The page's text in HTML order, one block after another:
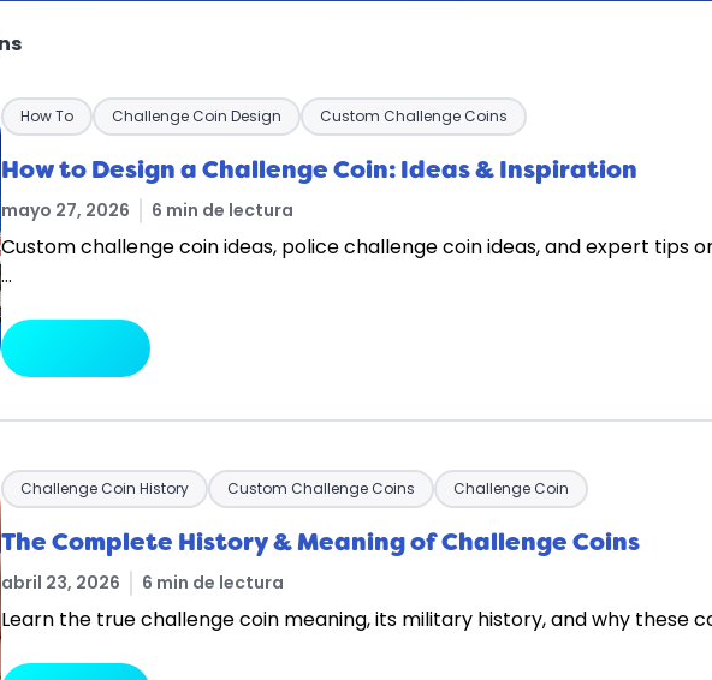
How To Challenge Coin Design Custom Challenge Coins
How to Design a Challenge Coin: Ideas & Inspiration
mayo 27, 2026 6 min de lectura
Custom challenge coin ideas, police challenge coin ideas, and expert tips
…
Challenge Coin History Custom Challenge Coins Challenge Coin
The Complete History & Meaning of Challenge Coins
abril 23, 2026 6 min de lectura
Learn the true challenge coin meaning, its military history, and why these